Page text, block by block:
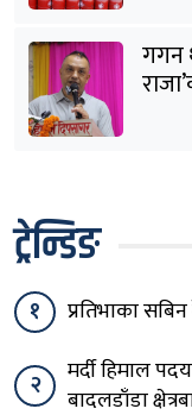
गगन
ट्रेन्डिङ
१ प्रतिभाका
२
मर्दी हिमाल
बादलडाँडा